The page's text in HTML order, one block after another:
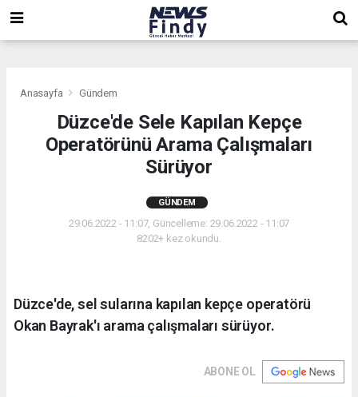
Anasayfa Gündem
Düzce'de Sele Kapılan Kepçe
Operatörünü Arama Çalışmaları
Sürüyor
GÜNDEM
29.06.2022 - 11:07, Güncelleme: 29.06.2022 - 11:07
8202+ kez okundu.
Düzce'de, sel sularına kapılan kepçe operatörü
Okan Bayrak'ı arama çalışmaları sürüyor.
ABONE OL